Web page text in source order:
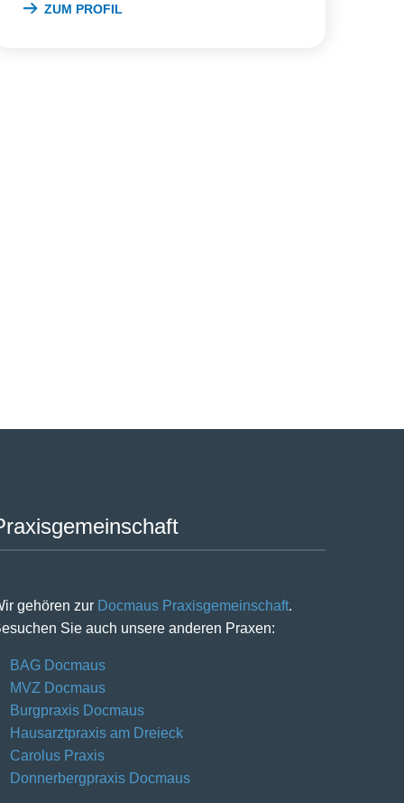
ZUM PROFIL
gehören zur Docmaus Praxisgemeinschaft.
Sie auch unsere anderen Praxen:
BAG Docmaus
MVZ Docmaus
Burgpraxis Docmaus
Hausarztpraxis am Dreieck
Carolus Praxis
Donnerbergpraxis Docmaus